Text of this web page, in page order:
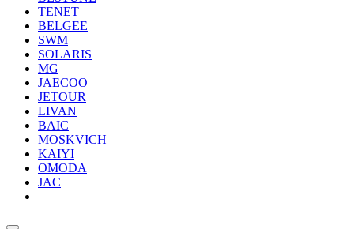
TENET
BELGEE
SWM
SOLARIS
MG
JAECOO
JETOUR
LIVAN
BAIC
MOSKVICH
KAIYI
OMODA
JAC